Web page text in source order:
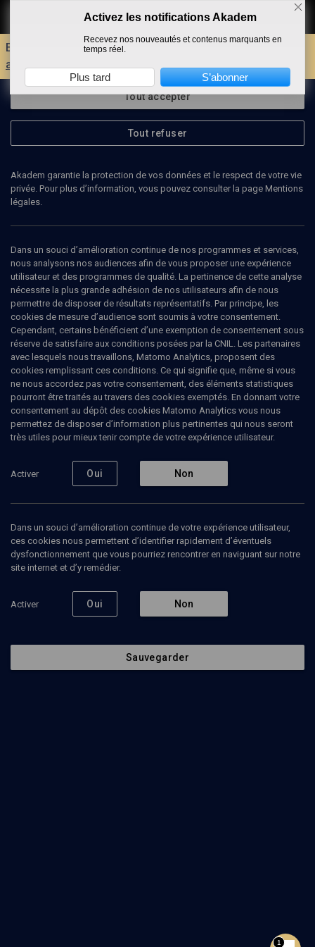
Faire un don
Envie d'encore plus d'AKADEM ?
Découvrez les
avantages d'un compte !
Voir le site de l’organisateur
Ajouter Partager J’aime
Abonnez-vous à notre newsletter
Nos Chaines
Société
Histoire
Qui sommes-nous ?
La rédaction
Nos soutiens
Tout accepter
Tout refuser
Akadem garantie la protection de vos données et le respect de votre vie
privée. Pour plus d’information, vous pouvez consulter la page Mentions
légales.
Dans un souci d’amélioration continue de nos programmes et services,
nous analysons nos audiences afin de vous proposer une expérience
utilisateur et des programmes de qualité. La pertinence de cette analyse
nécessite la plus grande adhésion de nos utilisateurs afin de nous
permettre de disposer de résultats représentatifs. Par principe, les
cookies de mesure d’audience sont soumis à votre consentement.
Cependant, certains bénéficient d’une exemption de consentement sous
réserve de satisfaire aux conditions posées par la CNIL. Les partenaires
avec lesquels nous travaillons, Matomo Analytics, proposent des
cookies remplissant ces conditions. Ce qui signifie que, même si vous
ne nous accordez pas votre consentement, des éléments statistiques
pourront être traités au travers des cookies exemptés. En donnant votre
consentement au dépôt des cookies Matomo Analytics vous nous
permettez de disposer d’information plus pertinentes qui nous seront
très utiles pour mieux tenir compte de votre expérience utilisateur.
Activer Oui Non
Dans un souci d’amélioration continue de votre expérience utilisateur,
ces cookies nous permettent d’identifier rapidement d’éventuels
dysfonctionnement que vous pourriez rencontrer en naviguant sur notre
site internet et d’y remédier.
Activer Oui Non
Sauvegarder
1
Activez les notifications Akadem
Recevez nos nouveautés et contenus marquants en
temps réel.
Plus tard S’abonner